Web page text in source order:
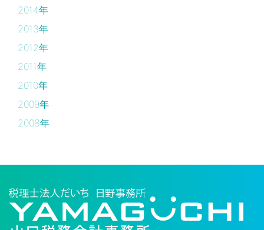
2014年
2013年
2012年
2011年
2010年
2009年
2008年